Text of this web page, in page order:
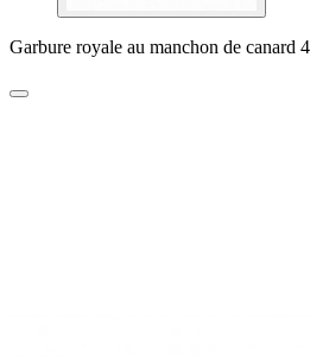
Garbure royale au manchon de canard